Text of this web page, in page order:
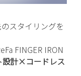
スタイリングを
FINGER IRON
設計×コードレス